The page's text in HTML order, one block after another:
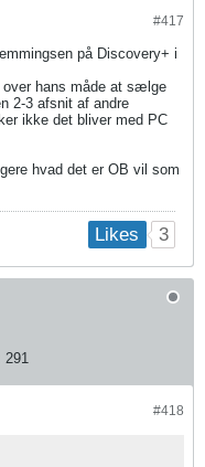
#417
på Discovery+ i
over hans måde at sælge
2-3 afsnit af andre
ikke det bliver med PC
hvad det er OB vil som
Likes 3
291
#418